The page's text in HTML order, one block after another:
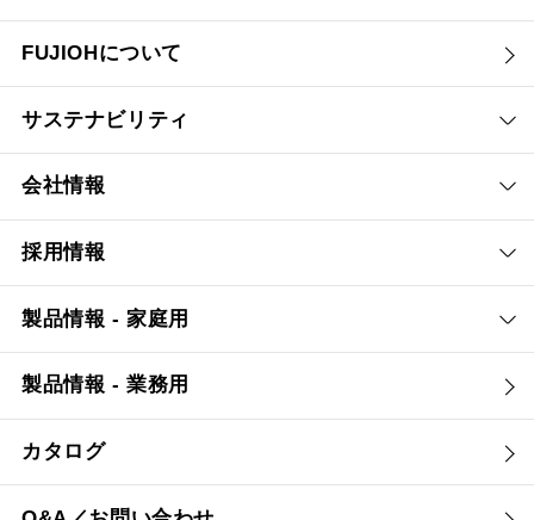
FUJIOHについて
サステナビリティ
会社情報
採用情報
製品情報 - 家庭用
製品情報 - 業務用
カタログ